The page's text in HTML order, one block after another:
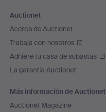
Auctionet
Acerca de Auctionet
Trabaja con nosotros
Adhiere tu casa de subastas
La garantía Auctionet
Más información de Auctionet
Auctionet Magazine